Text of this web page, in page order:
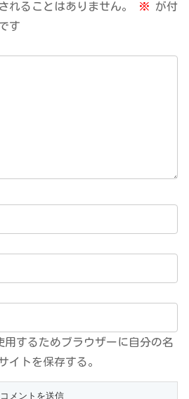
れることはありません。 ※ が付
す
用するためブラウザーに自分の名
イトを保存する。